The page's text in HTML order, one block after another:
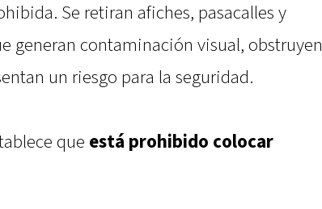
Se retiran afiches, pasacalles y
generan contaminación visual, obstruyen
un riesgo para la seguridad.
que está prohibido colocar